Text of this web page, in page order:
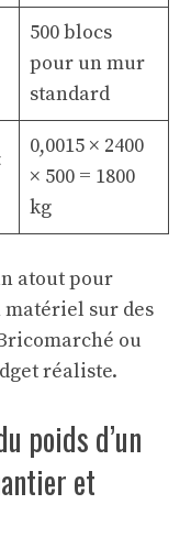
500 blocs
pour un mur
standard
0,0015 × 2400
× 500 = 1800
kg
atout pour
sur des
ou
réaliste.
poids d’un
et